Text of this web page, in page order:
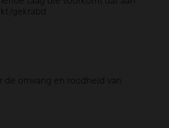
gekrabd
de omvang en roodheid van